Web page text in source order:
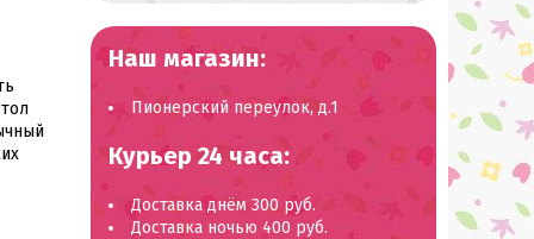
Наш магазин:
Пионерский переулок, д.1
Курьер 24 часа:
Доставка днём 300 руб.
Доставка ночью 400 руб.